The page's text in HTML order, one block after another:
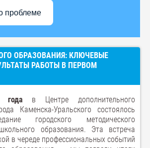
проблеме
ОБРАЗОВАНИЯ: КЛЮЧЕВЫЕ
РАБОТЫ В ПЕРВОМ
в Центре дополнительного
Каменска-Уральского состоялось
городского методического
образования. Эта встреча
в череде профессиональных событий